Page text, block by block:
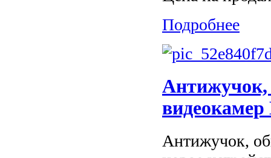
Подробнее
видеокамер
Антижучок,